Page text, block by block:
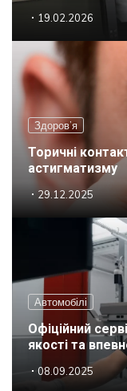
19.02.2026
Здоров’я
Торичні
астигматизму
29.12.2025
Автомобілі
Офіційний
якості та
08.09.2025